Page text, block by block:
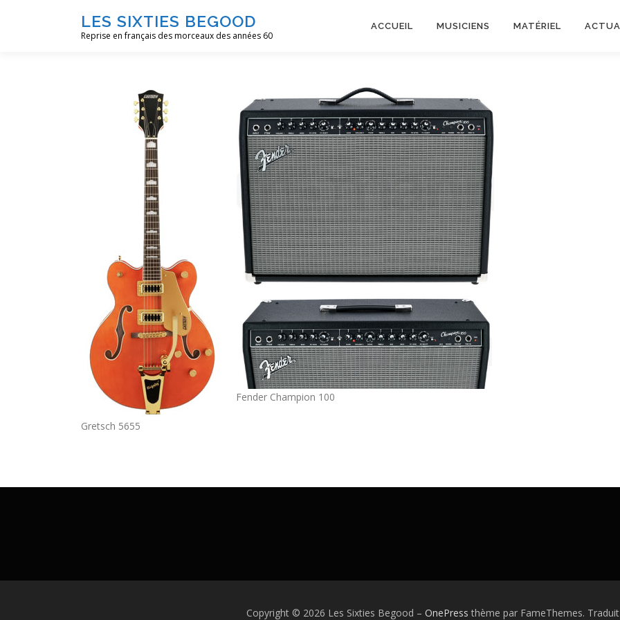
LES SIXTIES BEGOOD
Reprise en français des morceaux des années 60
ACCUEIL MUSICIENS MATÉRIEL
Gretsch 5655
Fender Champion 100
Copyright © 2026 Les Sixties Begood – OnePress thème par FameThemes.